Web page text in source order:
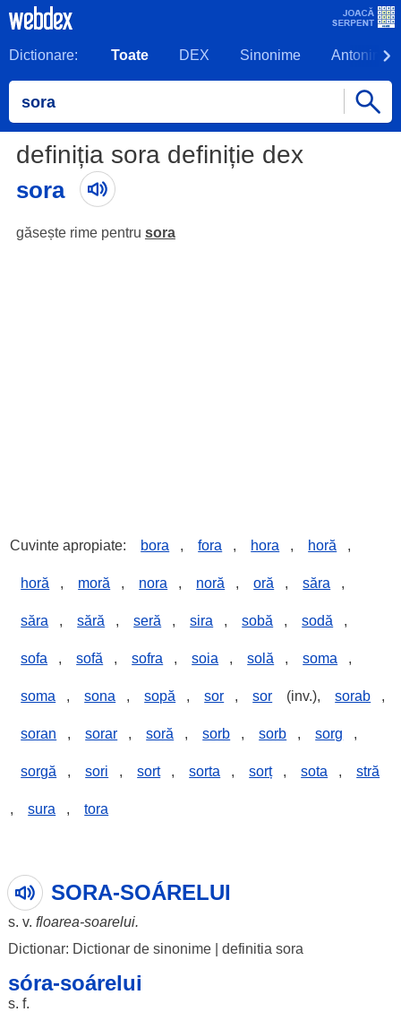
Dictionare: Toate DEX Sinonime Antonime
definiția sora definiție dex
sora
găsește rime pentru sora
Cuvinte apropiate: bora , fora , hora , horă ,
horă , moră , nora , noră , oră , săra ,
săra , sără , seră , sira , sobă , sodă ,
sofa , sofă , sofra , soia , solă , soma ,
soma , sona , sopă , sor , sor (inv.), sorab ,
soran , sorar , soră , sorb , sorb , sorg ,
sorgă , sori , sort , sorta , sorț , sota , stră
, sura , tora
SORA-SOÁRELUI
s. v. floarea-soarelui.
Dictionar: Dictionar de sinonime| definitia sora
sóra-soárelui
s. f.